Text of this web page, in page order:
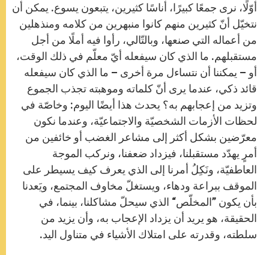
أوّلًا، نرى جمعًا كبيرًا، أناسًا كثيرين، يتبعون يسوع. يمكن أن
نتخيّل أنّ كثيرين منهم كانوا منبهرين من كلامه ومنذهلين
من أعماله التي صنعها، وبالتّالي، رأوا فيه أملًا من أجل
مستقبلهم. ما الذي كان سيفعله أيّ معلّم في ذلك الوقت،
أو – يمكننا أن نتساءل مرة أخرى – ما الذي كان سيفعله
قائد ذكي، عندما يرى أنّ كلماته وموهبته تجذب الجموع
وتزيد من إعجابهم به؟ يحدث هذا أيضًا اليوم: وخاصّة في
لحظات الأزمات الشخصيّة والاجتماعيّة، وعندما نكون
معرّضين بشكل أكثر إلى مشاعر الغضب أو خائفين من
أمرٍ يهدّد مستقبلنا، فيزداد ضعفنا، ونركب الموجة
العاطفيّة، ونَكِلُ أمرنا إلى الذي يعرف كيف يسيطر على
الموقف ببراعة ودهاء، ويستغلّ مخاوف المجتمع، ويَعدنا
بأن يكون ”المخلّص“ الذي سيحلّ مشاكلنا، بينما، في
الحقيقة، هو يريد أن يزداد الإعجاب به، وأن يزيد من
سلطته، وقدرته على امتلاك الأشياء في متناول اليد.